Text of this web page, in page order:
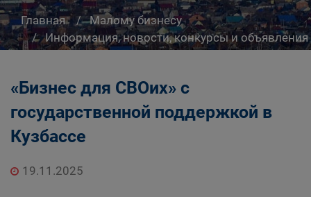
Главная
Малому бизнесу
Информация, новости, конкурсы и объявления
«Бизнес для СВОих» с
государственной поддержкой в
Кузбассе
19.11.2025